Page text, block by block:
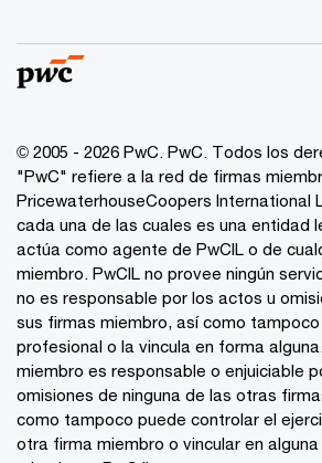
© 2005 - 2026 PwC. PwC. Todos los
"PwC" refiere a la red de firmas
PricewaterhouseCoopers International
cada una de las cuales es una entidad
actúa como agente de PwCIL o de
miembro. PwCIL no provee ningún
no es responsable por los actos u
sus firmas miembro, así como
profesional o la vincula en forma
miembro es responsable o enjuiciable
omisiones de ninguna de las otras
como tampoco puede controlar el
otra firma miembro o vincular en